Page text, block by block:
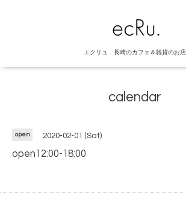
エクリュ 長崎のカフェ＆雑貨のお店
calendar
open 2020-02-01 (Sat)
open12:00-18:00